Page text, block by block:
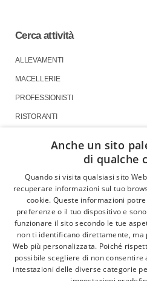
Cerca attività
ALLEVAMENTI
MACELLERIE
PROFESSIONISTI
RISTORANTI
GLI ARTICOLI
LE INTERVISTE
CHI SIAMO
CONTATTI
Anche un sito
di qualche
Quando si visita qualsiasi sito
recuperare informazioni sul tuo
cookie. Queste informazioni
preferenze o il tuo dispositivo e
funzionare il sito secondo le tue
non ti identificano direttamente,
Web più personalizzata. Poiché
possibile scegliere di non consentire
intestazioni delle diverse categorie